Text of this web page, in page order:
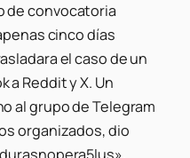
de convocatoria
cinco días
el caso de un
a Reddit y X. Un
al grupo de Telegram
organizados, dio